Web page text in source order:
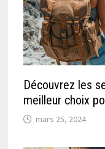
Découvrez les
meilleur choix
mars 25, 2024